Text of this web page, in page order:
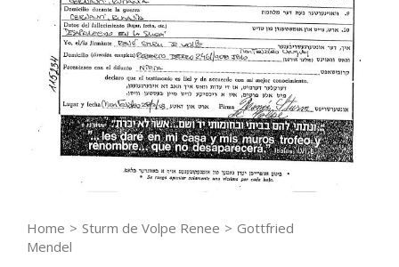
Home > Sturm de Volpe Renee > Gottfried
Mendel